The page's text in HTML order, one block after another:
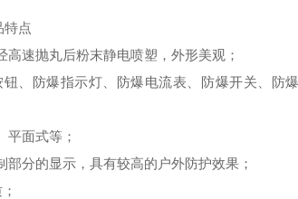
特点
速抛丸后粉末静电喷塑，外形美观；
、防爆指示灯、防爆电流表、防爆开关、防
面式等；
分的显示，具有较高的户外防护效果；